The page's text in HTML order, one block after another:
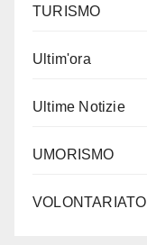
TURISMO
Ultim'ora
Ultime Notizie
UMORISMO
VOLONTARIATO